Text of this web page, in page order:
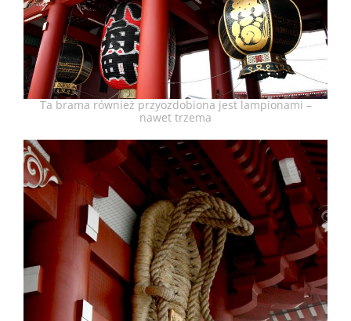
Ta brama również przyozdobiona jest lampionami –
nawet trzema